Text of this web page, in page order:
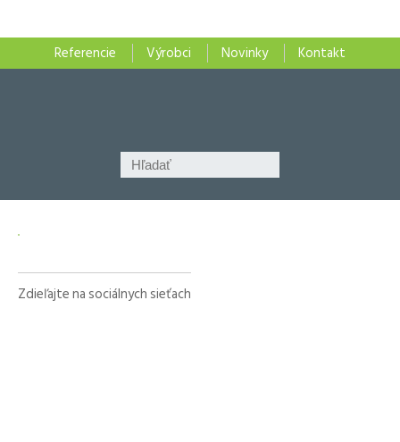
Referencie Výrobci Novinky Kontakt
Zdieľajte na sociálnych sieťach